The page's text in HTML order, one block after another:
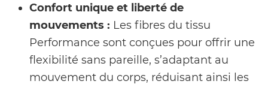
Confort unique et liberté de
mouvements : Les fibres du tissu
Performance sont conçues pour offrir une
flexibilité sans pareille, s’adaptant au
mouvement du corps, réduisant ainsi les